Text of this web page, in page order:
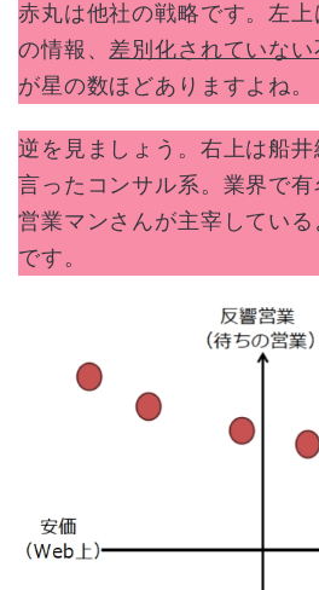
赤丸は他社の戦略です。左
の情報、 差別化されていな
が星の数ほどありますよね。
逆を見ましょう。右上は船
言ったコンサル系。業界で
営業マンさんが主宰してい
です。